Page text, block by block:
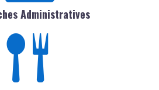
Administratives